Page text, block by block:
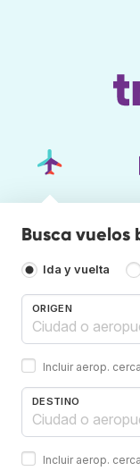
Busca vuelos
Ida y vuelta
ORIGEN
Incluir aerop.
DESTINO
Incluir aerop.